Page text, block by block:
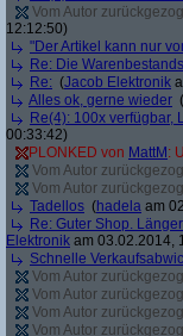
Vom Autor
12:12:50)
"Der Artikel kann nur
Re: Die
Re: (Jacob Elektronik
Alles ok, gerne wieder (
Re(4): 100x verfügbar,
00:33:42)
PLONKED von MattM :
Vom Autor
Vom Autor
Tadellos (hadela am
Re: Guter Shop.
Elektronik am 03.02.2014,
Schnelle
Vom Autor
Vom Autor
Vom Autor
Vom Autor